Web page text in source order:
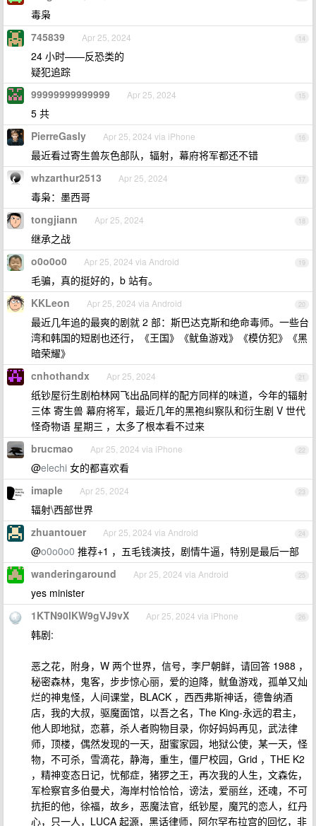
毒枭
14
745839 Apr 25, 2024
24 小时——反恐类的
疑犯追踪
15
99999999999999 Apr 25, 2024
5 共
16
PierreGasly Apr 25, 2024 via iPhone
最近看过寄生兽灰色部队，辐射，幕府将军都还不错
17
whzarthur2513 Apr 25, 2024
毒枭：墨西哥
18
tongjiann Apr 25, 2024
继承之战
19
o0o0o0 Apr 25, 2024 via Android
毛骗，真的挺好的，b 站有。
20
KKLeon Apr 25, 2024 via Android
最近几年追的最爽的剧就 2 部：斯巴达克斯和绝命毒师。一些台
湾和韩国的短剧也还行，《王国》《鱿鱼游戏》《模仿犯》《黑
暗荣耀》
21
cnhothandx Apr 25, 2024
纸钞屋衍生剧柏林网飞出品同样的配方同样的味道，今年的辐射
三体 寄生兽 幕府将军，最近几年的黑袍纠察队和衍生剧 V 世代
怪奇物语 星期三 ，太多了根本看不过来
22
brucmao Apr 25, 2024 via iPhone
@elechi 女的都喜欢看
23
imaple Apr 25, 2024
辐射\西部世界
24
zhuantouer Apr 25, 2024 via Android
@o0o0o0 推荐+1 ，五毛钱演技，剧情牛逼，特别是最后一部
25
wanderingaround Apr 25, 2024 via Android
yes minister
26
1KTN90lKW9gVJ9vX Apr 25, 2024 via iPhone
韩剧:
恶之花，附身，W 两个世界，信号，李尸朝鲜，请回答 1988 ，
秘密森林，鬼客，步步惊心丽，爱的迫降，鱿鱼游戏，孤单又灿
烂的神鬼怪，人间课堂，BLACK ，西西弗斯神话，德鲁纳酒
店，我的大叔，驱魔面馆，以吾之名，The King-永远的君主，
他人即地狱，恋慕，杀人者购物目录，你好妈妈再见，武法律
师，顶楼，偶然发现的一天，甜蜜家园，地狱公使，某一天，怪
物，不可杀，雪滴花，静海，重生，僵尸校园，Grid ，THE K2
，精神变态日记，忧郁症，猪猡之王，再次我的人生，文森佐，
军检察官多伯曼犬，海岸村恰恰恰，谤法，爱丽丝，还魂，不可
抗拒的他，徐福，故乡，恶魔法官，纸钞屋，魔咒的恋人，红丹
心，只一人，LUCA 起源，黑话律师，阿尔罕布拉宫的回忆，非